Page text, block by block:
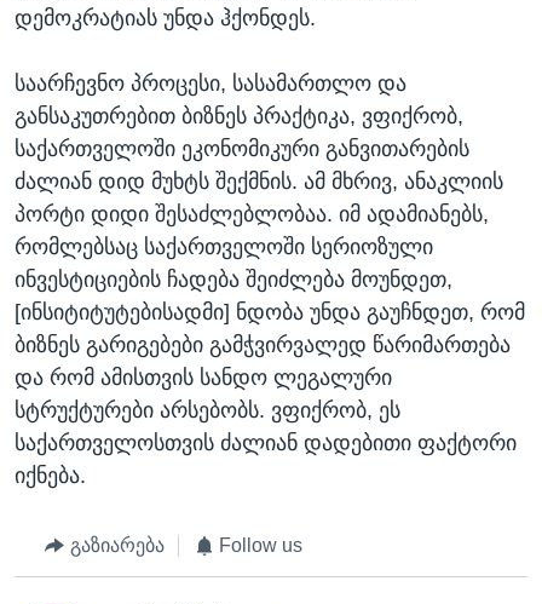
დემოკრატიას უნდა ჰქონდეს.
საარჩევნო პროცესი, სასამართლო და
განსაკუთრებით ბიზნეს პრაქტიკა, ვფიქრობ,
საქართველოში ეკონომიკური განვითარების
ძალიან დიდ მუხტს შექმნის. ამ მხრივ, ანაკლიის
პორტი დიდი შესაძლებლობაა. იმ ადამიანებს,
რომლებსაც საქართველოში სერიოზული
ინვესტიციების ჩადება შეიძლება მოუნდეთ,
[ინსიტიტუტებისადმი] ნდობა უნდა გაუჩნდეთ, რომ
ბიზნეს გარიგებები გამჭვირვალედ წარიმართება
და რომ ამისთვის სანდო ლეგალური
სტრუქტურები არსებობს. ვფიქრობ, ეს
საქართველოსთვის ძალიან დადებითი ფაქტორი
იქნება.
გაზიარება Follow us